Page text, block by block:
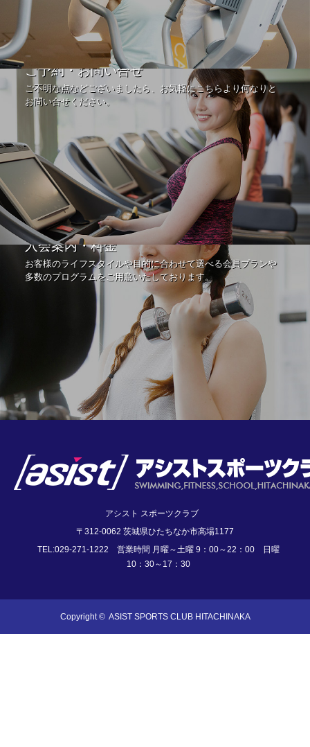
ご予約・お問い合せ
ご不明な点などございましたら、お気軽にこちらより何なりと
お問い合せください。
入会案内・料金
お客様のライフスタイルや目的に合わせて選べる会員プランや
多数のプログラムをご用意いたしております。
アシスト スポーツクラブ
〒312-0062 茨城県ひたちなか市高場1177
TEL:029-271-1222 営業時間 月曜～土曜 9：00～22：00 日曜
10：30～17：30
Copyright © ASIST SPORTS CLUB HITACHINAKA